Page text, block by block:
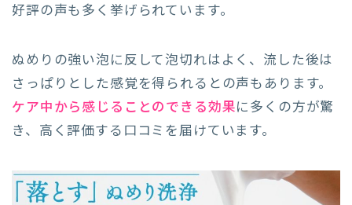
好評の声も多く挙げられています。
ぬめりの強い泡に反して泡切れはよく、流した後は
さっぱりとした感覚を得られるとの声もあります。
ケア中から感じることのできる効果に多くの方が驚
き、高く評価する口コミを届けています。